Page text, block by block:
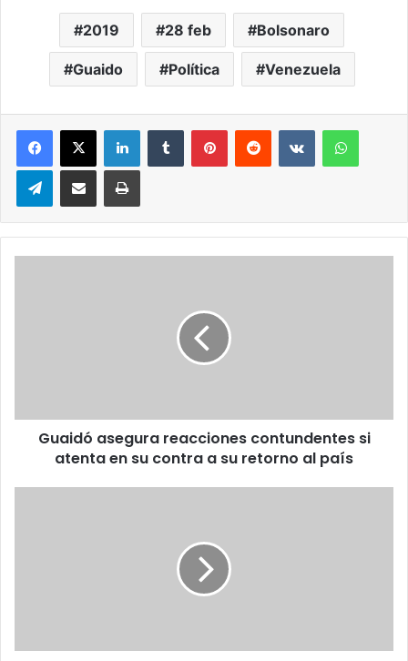
2019 28 feb Bolsonaro
Guaido Política Venezuela
LinkedInTumblr PinterestReddit VKontakte
TelegramCompartir via correo electrónicoImpresión
contra
Guaidó asegura reacciones contundentes si
atenta en su contra a su retorno al país
la